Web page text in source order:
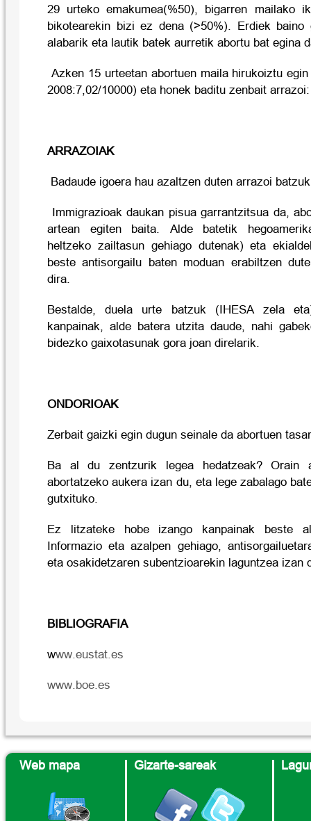
29 urteko emakumea(%50), bigarren mailako
bikotearekin bizi ez dena (>50%). Erdiek baino
alabarik eta lautik batek aurretik abortu bat egina
Azken 15 urteetan abortuen maila hirukoiztu
2008:7,02/10000) eta honek baditu zenbait arrazoi:
ARRAZOIAK
Badaude igoera hau azaltzen duten arrazoi
Immigrazioak daukan pisua garrantzitsua da,
artean egiten baita. Alde batetik
heltzeko zailtasun gehiago dutenak) eta
beste antisorgailu baten moduan erabiltzen
dira.
Bestalde, duela urte batzuk (IHESA zela
kanpainak, alde batera utzita daude, nahi
bidezko gaixotasunak gora joan direlarik.
ONDORIOAK
Zerbait gaizki egin dugun seinale da abortuen
Ba al du zentzurik legea hedatzeak? Orain
abortatzeko aukera izan du, eta lege zabalago
gutxituko.
Ez litzateke hobe izango kanpainak beste
Informazio eta azalpen gehiago,
eta osakidetzaren subentzioarekin laguntzea izan
BIBLIOGRAFIA
www.eustat.es
www.boe.es
Web mapa Gizarte-sareak